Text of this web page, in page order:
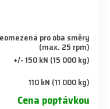
pro oba směry
(max. 25 rpm)
+/- 150 kN (15 000 kg)
110 kN (11 000 kg)
Cena poptávkou